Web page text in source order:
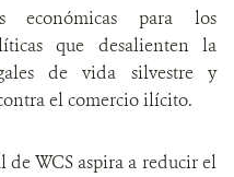
económicas para los
que desalienten la
de vida silvestre y
el comercio ilícito.
WCS aspira a reducir el